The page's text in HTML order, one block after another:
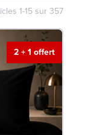
1-15 sur357
2 + 1 offert